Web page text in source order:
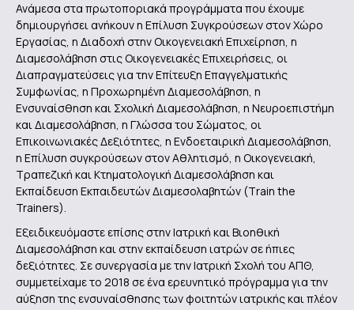
Ανάμεσα στα πρωτοποριακά προγράμματα που έχουμε
δημιουργήσει ανήκουν η Επίλυση Συγκρούσεων στον Χώρο
Εργασίας, η Διαδοχή στην Οικογενειακή Επιχείρηση, η
Διαμεσολάβηση στις Οικογενειακές Επιχειρήσεις, οι
Διαπραγματεύσεις για την Επίτευξη Επαγγελματικής
Συμφωνίας, η Προχωρημένη Διαμεσολάβηση, η
Ενσυναίσθηση και Σχολική Διαμεσολάβηση, η Νευροεπιστήμη
και Διαμεσολάβηση, η Γλώσσα του Σώματος, οι
Επικοινωνιακές Δεξιότητες, η Ενδοεταιρική Διαμεσολάβηση,
η Επίλυση συγκρούσεων στον Αθλητισμό, η Οικογενειακή,
Τραπεζική και Κτηματολογική Διαμεσολάβηση και
Εκπαίδευση Εκπαιδευτών Διαμεσολαβητών (Τrain the
Trainers).
Εξειδικευόμαστε επίσης στην Ιατρική και Βιοηθική
Διαμεσολάβηση και στην εκπαίδευση ιατρών σε ήπιες
δεξιότητες. Σε συνεργασία με την Ιατρική Σχολή του ΑΠΘ,
συμμετείχαμε το 2018 σε ένα ερευνητικό πρόγραμμα για την
αύξηση της ενσυναίσθησης των φοιτητών ιατρικής και πλέον